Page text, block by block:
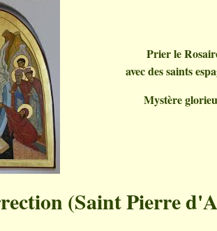
Prier le
avec des saints
Mystère
(Saint Pierre